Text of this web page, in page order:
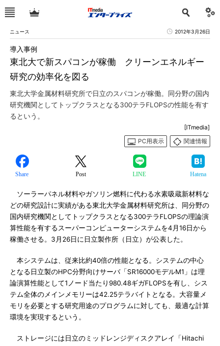
ニュース 2012年3月26日
東北大で新スパコンが稼働 クリーンエネルギー
研究の効率化を図る
導入事例
東北大学金属材料研究所で日立のスパコンが稼働。同分野の国内
研究機関としてトップクラスとなる300テラFLOPSの性能を有す
るという。
[ITmedia]
PC用表示
関連情報
Share Post LINE Hatena
ソーラーパネル材料やガソリン燃料に代わる水素吸蔵新材料な
どの研究設計に実績がある東北大学金属材料研究所は、同分野の
国内研究機関としてトップクラスとなる300テラFLOPSの理論演
算性能を有するスーパーコンピューターシステムを4月16日から
稼働させる。3月26日に日立製作所（日立）が公表した。
本システムは、従来比約40倍の性能となる。システムの中心
となる日立製のHPC分野向けサーバ「SR16000モデルM1」は理
論演算性能として1ノード当たり980.48ギガFLOPSを有し、シス
テム全体のメインメモリーは42.25テラバイトとなる。大容量メ
モリを必要とする研究用途のプログラムに対しても、最適な計算
環境を実現するという。
ストレージには日立のミッドレンジディスクアレイ「Hitachi